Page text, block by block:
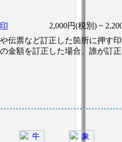
2,000円(税別) ~
伝票など訂正した箇所に押す
金額を訂正した場合、誰が訂